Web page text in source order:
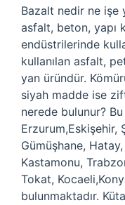
Bazalt nedir ne işe
asfalt, beton, yapı
endüstrilerinde
kullanılan asfalt,
yan üründür.
siyah madde ise
nerede bulunur? Bu
Erzurum,Eskişehir,
Gümüşhane,
Kastamonu,
Tokat,
bulunmaktadır.